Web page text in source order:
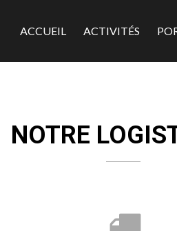
ACCUEIL ACTIVITÉS
NOTRE